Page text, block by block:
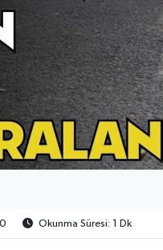
Okunma Süresi: 1 Dk